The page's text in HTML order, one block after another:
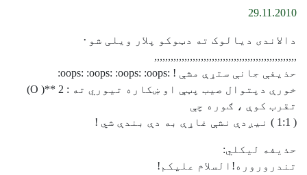
29.11.2010
دالاندی دیالوک ته دټوکو پلار ویلی شو٠
,,,,,,,,,,,,,,,,,,,,,,,,,,,,,,,,,,,,,,,,,,,,,,,,,,,,
حذيفې جانې ستړې مشې ! :oops: :oops: :oops: :oops:
خورې دپتوال صيب پټې او ښکاره تيوري ته : 2 **( O)
تقرب کوې ، ګوره چې
( 1:1 ) نيږدې نشې غاړې به دې بندې شي !
حذيفه ليکلي:
تندروروره!السلام عليکم!